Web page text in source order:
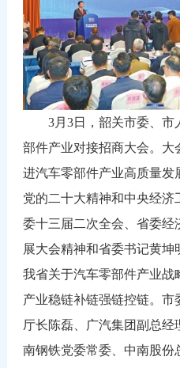
3月3日
，韶关市委、
部件产业对接招商大会。大
进汽车零部件产业高质量发
党的二十大精神和中央经
委十三届二次全会、省委
展大会精神和省委书记黄
我省关于汽车零部件产业
产业稳链补链强链控链。市
厅长陈磊、广汽集团副总经
南钢铁党委常委、中南股份